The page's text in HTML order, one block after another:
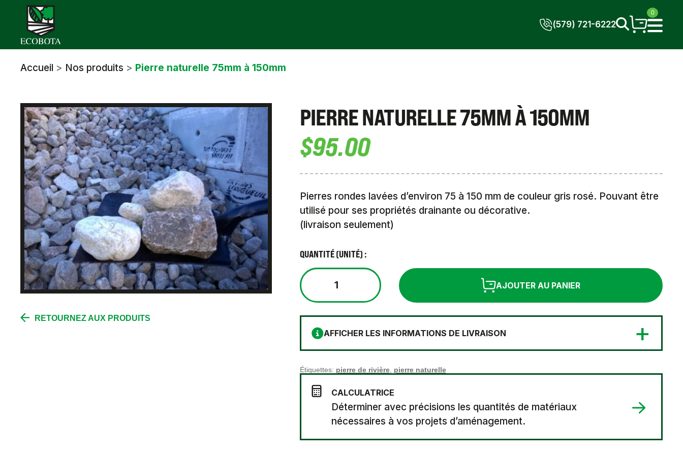
(579) 721-6222
0
Accueil > Nos produits > Pierre naturelle 75mm à 150mm
RETOURNEZ AUX PRODUITS
PIERRE NATURELLE 75MM À 150MM
$95.00
Pierres rondes lavées d’environ 75 à 150 mm de couleur gris rosé. Pouvant être
utilisé pour ses propriétés drainante ou décorative.
(livraison seulement)
QUANTITÉ (UNITÉ) :
quantité
de
Pierre
AJOUTER AU PANIER
AFFICHER LES INFORMATIONS DE LIVRAISON +
Étiquettes: pierre de rivière, pierre naturelle
CALCULATRICE
Déterminer avec précisions les quantités de matériaux
nécessaires à vos projets d’aménagement.